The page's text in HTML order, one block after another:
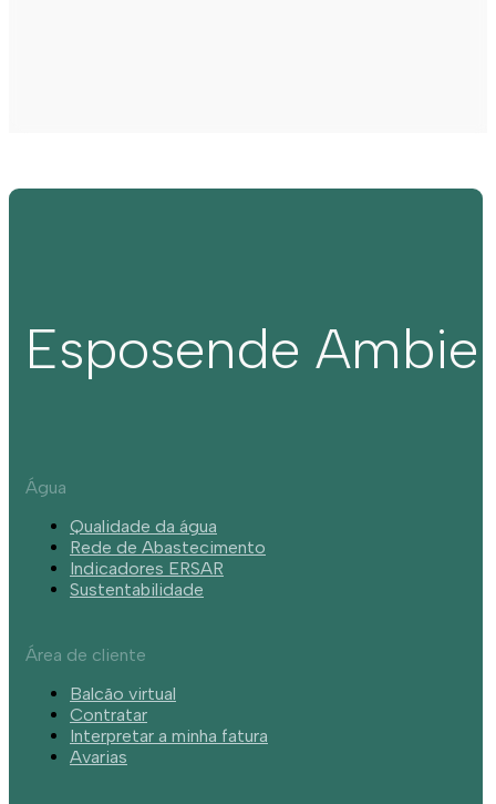
Esposende
Água
Qualidade da água
Rede de Abastecimento
Indicadores ERSAR
Sustentabilidade
Área de cliente
Balcão virtual
Contratar
Interpretar a minha fatura
Avarias